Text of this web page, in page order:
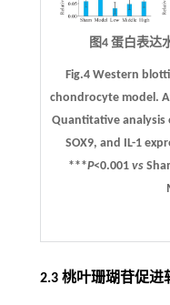
图4 蛋白表达
Fig.4 Western
chondrocyte model.A
Quantitative analysis
SOX9, and IL-1
***P<0.001 vs
2.3 桃叶珊瑚苷促进